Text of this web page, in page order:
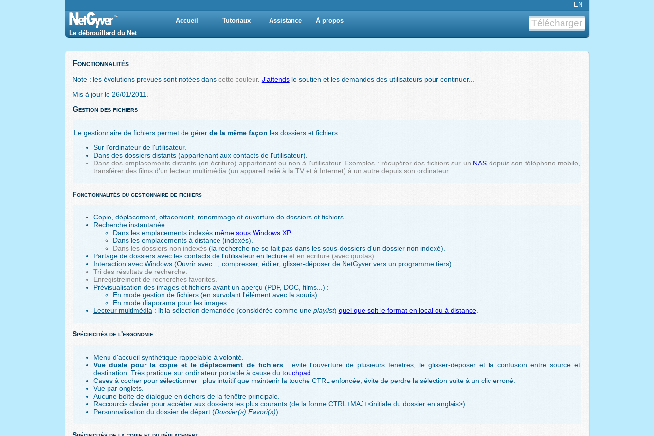
EN
Net Gyver
Le débrouillard du Net
Accueil Tutoriaux Assistance À propos Télécharger
Fonctionnalités
Note : les évolutions prévues sont notées dans cette couleur. J'attendsle soutien et les demandes des utilisateurs pour continuer...
Mis à jour le 26/01/2011
Gestion des fichiers
Le gestionnaire de fichiers permet de gérer de la même façon les dossiers et fichiers :
Sur l'ordinateur de l'utilisateur.
Dans des dossiers distants (appartenant aux contacts de l'utilisateur).
Dans des emplacements distants (en écriture) appartenant ou non à l'utilisateur. Exemples : récupérer des fichiers sur un NAS depuis son téléphone mobile,
transférer des films d'un lecteur multimédia (un appareil relié à la TV et à Internet) à un autre depuis son ordinateur...
Fonctionnalités du gestionnaire de fichiers
Copie, déplacement, effacement, renommage et ouverture de dossiers et fichiers.
Recherche instantanée :
Dans les emplacements indexés même sous Windows XP.
Dans les emplacements à distance (indexés).
Dans les dossiers non indexés(la recherche ne se fait pas dans les sous-dossiers d'un dossier non indexé).
Partage de dossiers avec les contacts de l'utilisateur en lecture et en écriture (avec quotas).
Interaction avec Windows (Ouvrir avec..., compresser, éditer, glisser-déposer de NetGyver vers un programme tiers).
Tri des résultats de recherche.
Enregistrement de recherches favorites.
Prévisualisation des images et fichiers ayant un aperçu (PDF, DOC, films...) :
En mode gestion de fichiers (en survolant l'élément avec la souris).
En mode diaporama pour les images.
Lecteur multimédia: lit la sélection demandée (considérée comme une playlist) quel que soit le format en local ou à distance.
Spécificités de l'ergonomie
Menu d'accueil synthétique rappelable à volonté.
Vue duale pour la copie et le déplacement de fichiers: évite l'ouverture de plusieurs fenêtres, le glisser-déposer et la confusion entre source et
destination. Très pratique sur ordinateur portable à cause du touchpad
Cases à cocher pour sélectionner : plus intuitif que maintenir la touche CTRL enfoncée, évite de perdre la sélection suite à un clic erroné.
Vue par onglets.
Aucune boîte de dialogue en dehors de la fenêtre principale.
Raccourcis clavier pour accéder aux dossiers les plus courants (de la forme CTRL+MAJ+<initiale du dossier en anglais>).
Personnalisation du dossier de départ (Dossier(s) Favori(s)).